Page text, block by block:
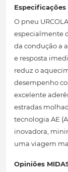
Especificações
O pneu
especialmente
da condução a
e resposta
reduz o
desempenho
excelente
estradas
tecnologia AE
inovadora,
uma viagem
Opiniões